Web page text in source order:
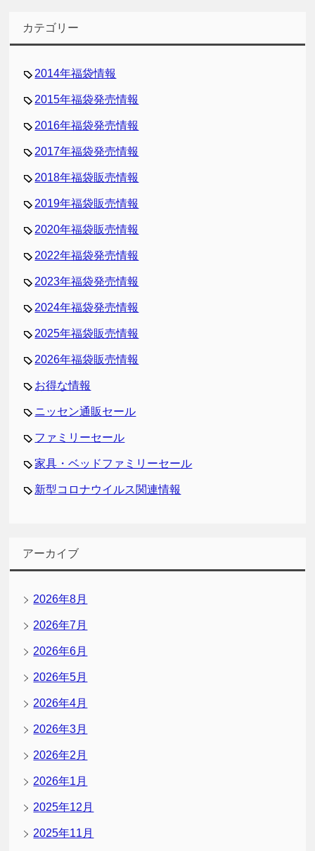
カテゴリー
2014年福袋情報
2015年福袋発売情報
2016年福袋発売情報
2017年福袋発売情報
2018年福袋販売情報
2019年福袋販売情報
2020年福袋販売情報
2022年福袋発売情報
2023年福袋発売情報
2024年福袋発売情報
2025年福袋販売情報
2026年福袋販売情報
お得な情報
ニッセン通販セール
ファミリーセール
家具・ベッドファミリーセール
新型コロナウイルス関連情報
アーカイブ
2026年8月
2026年7月
2026年6月
2026年5月
2026年4月
2026年3月
2026年2月
2026年1月
2025年12月
2025年11月